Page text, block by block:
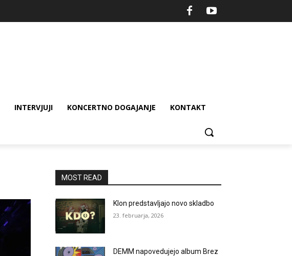
INTERVJUJI KONCERTNO DOGAJANJE KONTAKT
MOST READ
Klon predstavljajo novo skladbo
23. februarja, 2026
DEMM napovedujejo album Brez